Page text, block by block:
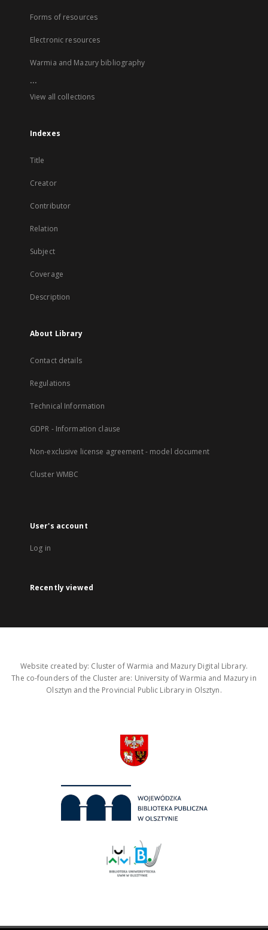
Forms of resources
Electronic resources
Warmia and Mazury bibliography
...
View all collections
Indexes
Title
Creator
Contributor
Relation
Subject
Coverage
Description
About Library
Contact details
Regulations
Technical Information
GDPR - Information clause
Non-exclusive license agreement - model document
Cluster WMBC
User's account
Log in
Recently viewed
Website created by: Cluster of Warmia and Mazury Digital Library.
The co-founders of the Cluster are: University of Warmia and Mazury in
Olsztyn and the Provincial Public Library in Olsztyn.